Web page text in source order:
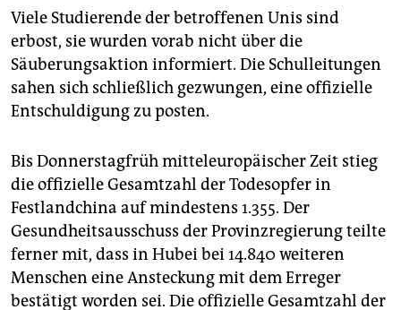
Viele Studierende der betroffenen Unis sind
erbost, sie wurden vorab nicht über die
Säuberungsaktion informiert. Die Schulleitungen
sahen sich schließlich gezwungen, eine offizielle
Entschuldigung zu posten.
Bis Donnerstagfrüh mitteleuropäischer Zeit stieg
die offizielle Gesamtzahl der Todesopfer in
Festlandchina auf mindestens 1.355. Der
Gesundheitsausschuss der Provinzregierung teilte
ferner mit, dass in Hubei bei 14.840 weiteren
Menschen eine Ansteckung mit dem Erreger
bestätigt worden sei. Die offizielle Gesamtzahl der